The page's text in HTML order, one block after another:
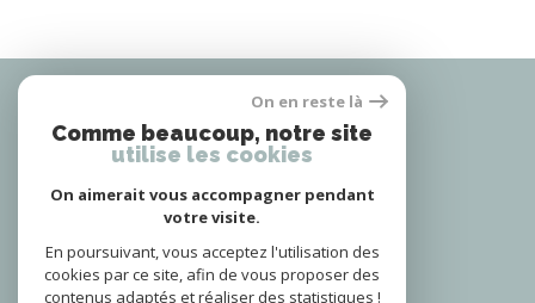
adhérons
Nous
suivre
On en reste là
Comme beaucoup, notre site
utilise les cookies
On aimerait vous accompagner pendant
votre visite.
En poursuivant, vous acceptez l'utilisation des
cookies par ce site, afin de vous proposer des
contenus adaptés et réaliser des statistiques !